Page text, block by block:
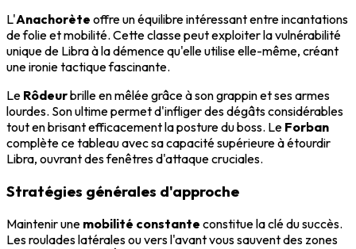
L'Anachorète offre un équilibre intéressant entre incantations
de folie et mobilité. Cette classe peut exploiter la vulnérabilité
unique de Libra à la démence qu'elle utilise elle-même, créant
une ironie tactique fascinante.
Le Rôdeurbrille en mêlée grâce à son grappin et ses armes
lourdes. Son ultime permet d'infliger des dégâts considérables
tout en brisant efficacement la posture du boss. Le Forban
complète ce tableau avec sa capacité supérieure à étourdir
Libra, ouvrant des fenêtres d'attaque cruciales.
Stratégies générales d'approche
Maintenir une mobilité constante constitue la clé du succès.
Les roulades latérales ou vers l'avant vous sauvent des zones